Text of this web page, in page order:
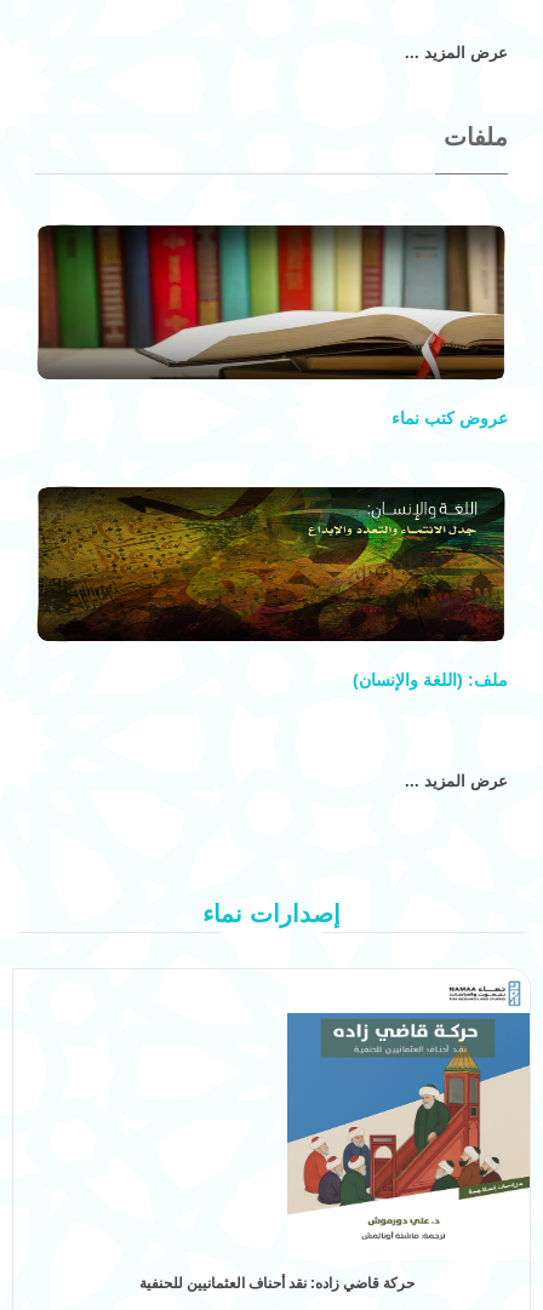
عرض المزيد ...
ملفات
عروض كتب نماء
ملف: (اللغة والإنسان)
عرض المزيد ...
إصدارات نماء
شدُّ الرِّحال من إيبيريا إلى بلاد المغرب: فتاوى الفقهاء المسلمين ردًّا على الغزو